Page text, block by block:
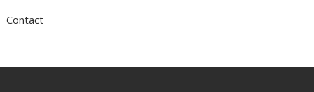
Contact